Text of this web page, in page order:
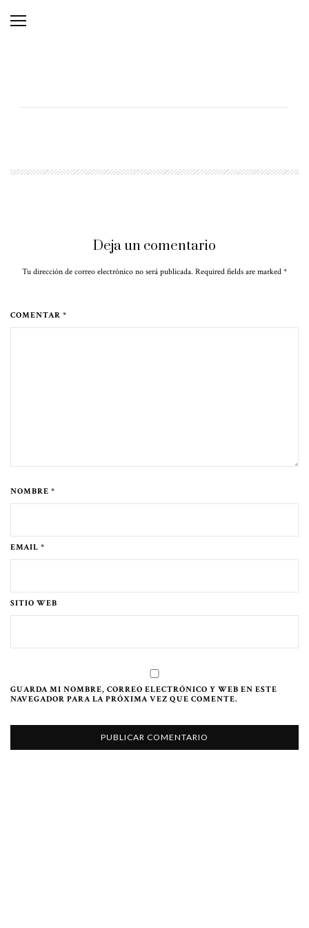
Deja un comentario
Tu dirección de correo electrónico no será publicada. Required fields are marked *
COMENTAR *
NOMBRE *
EMAIL *
SITIO WEB
GUARDA MI NOMBRE, CORREO ELECTRÓNICO Y WEB EN ESTE
NAVEGADOR PARA LA PRÓXIMA VEZ QUE COMENTE.